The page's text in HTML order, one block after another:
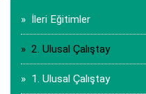
» İleri Eğitimler
» 2. Ulusal Çalıştay
» 1. Ulusal Çalıştay